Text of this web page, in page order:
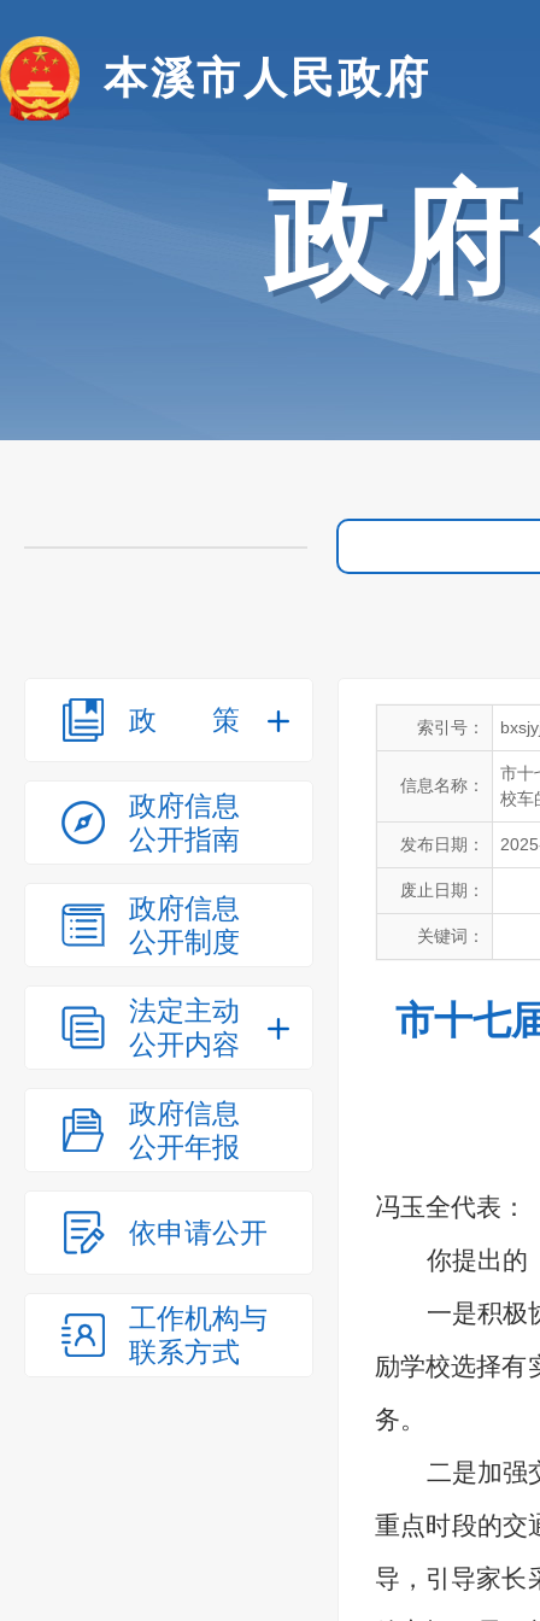
本溪市人民政府
政
政策
政府信息
公开指南
政府信息
公开制度
法定主动
公开内容
政府信息
公开年报
依申请公开
工作机构与
联系方式
索引号：
信息名称：
市十
校车
发布日期：
废止日期：
关键词：
市十七
冯玉全代表：
你提出的
一是积极
励学校选择有
务。
二是加强
重点时段的交
导，引导家长